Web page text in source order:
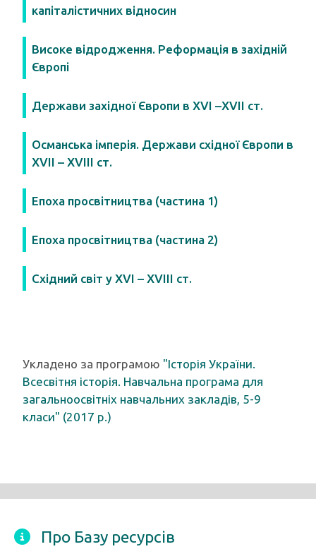
капіталістичних відносин
Високе відродження. Реформація в західній
Європі
Держави західної Європи в XVI –XVII ст.
Османська імперія. Держави східної Європи в
XVII – XVIII ст.
Епоха просвітництва (частина 1)
Епоха просвітництва (частина 2)
Східний світ у XVI – XVIII ст.
Укладено за програмою "Історія України.
Всесвітня історія. Навчальна програма для
загальноосвітніх навчальних закладів, 5-9
класи" (2017 р.)
Про Базу ресурсів